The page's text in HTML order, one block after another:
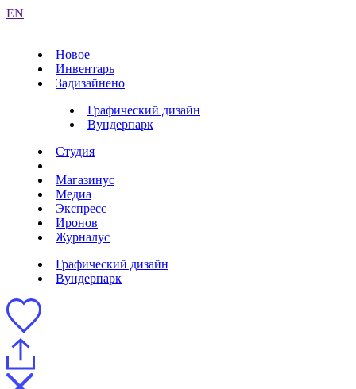
EN
Новое
Инвентарь
Задизайнено
Графический дизайн
Вундерпарк
Студия
Магазинус
Медиа
Экспресс
Иронов
Журналус
Графический дизайн
Вундерпарк